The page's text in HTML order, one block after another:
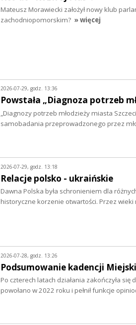
Mateusz Morawiecki założył nowy klub
zachodniopomorskim? » więcej
2026-07-29, godz. 13:36
Powstała „Diagnoza potrzeb
„Diagnozy potrzeb młodzieży miasta
samobadania przeprowadzonego przez
2026-07-29, godz. 13:18
Relacje polsko - ukraińskie
Dawna Polska była schronieniem dla
historyczne korzenie otwartości. Przez
2026-07-28, godz. 13:26
Podsumowanie kadencji
Po czterech latach działania zakończyła
powołano w 2022 roku i pełnił funkcje